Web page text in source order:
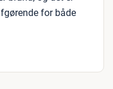
for både